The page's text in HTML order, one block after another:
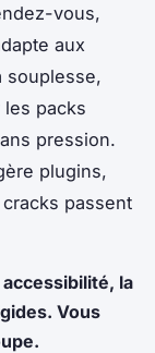
vous,
aux
souplesse,
packs
pression.
plugins,
passent
la
Vous